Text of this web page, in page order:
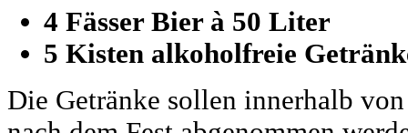
4 Fässer Bier à 50 Liter
5 Kisten alkoholfreie
Die Getränke sollen innerhalb